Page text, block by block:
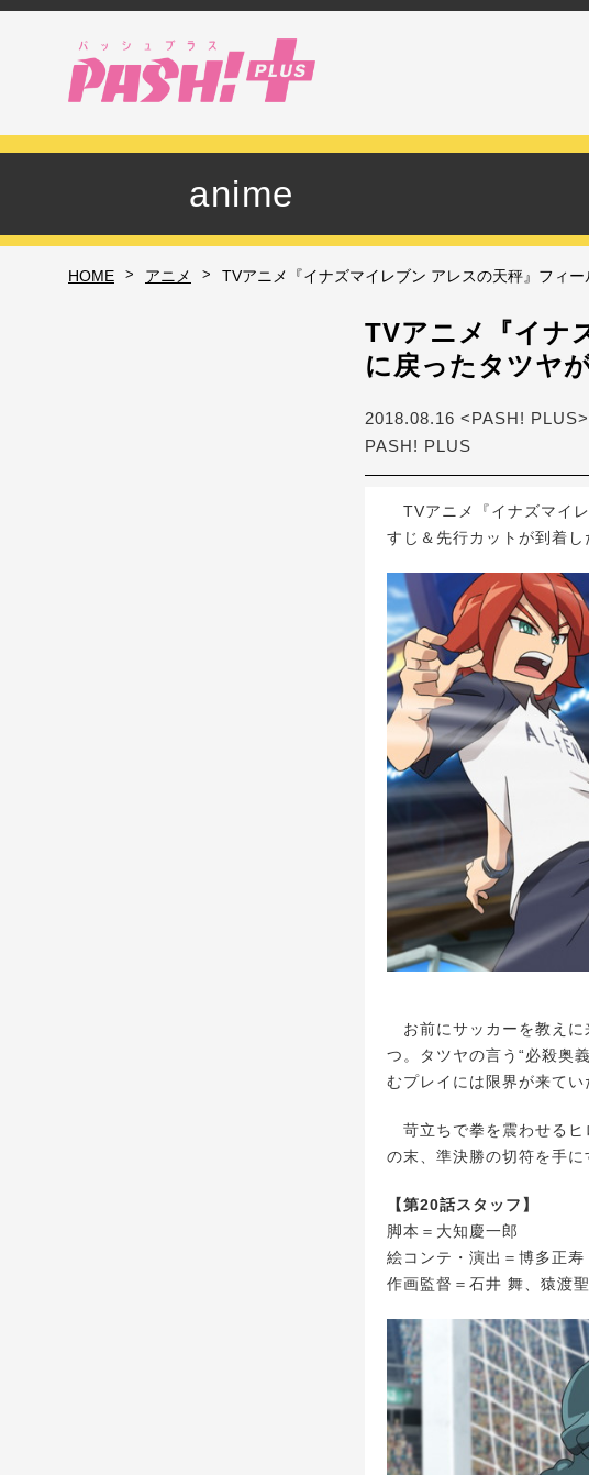
anime
HOME > アニメ > TVアニメ『イナズマイレブン アレスの天秤』フィ
TVアニメ『イナ
に戻ったタツヤ
2018.08.16 <PASH! PLUS>
PASH! PLUS
TVアニメ『イナズマイ
すじ＆先行カットが到着し
お前にサッカーを教え
つ。タツヤの言う“必殺奥
むプレイには限界が来てい
苛立ちで拳を震わせる
の末、準決勝の切符を手
【第20話スタッフ】
脚本＝大知慶一郎
絵コンテ・演出＝博多正寿
作画監督＝石井 舞、猿渡